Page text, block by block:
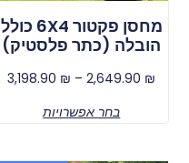
מחסן פקטור 6X4 כולל
הובלה (כתר פלסטיק)
2,649.90 ₪
–
3,198.90 ₪
בחר אפשרויות